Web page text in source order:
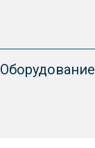
Оборудование